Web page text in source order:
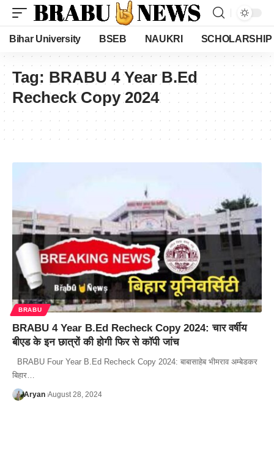
Bihar University BSEB NAUKRI SCHOLARSHIP
Tag: BRABU 4 Year B.Ed
Recheck Copy 2024
BRABU
BRABU 4 Year B.Ed Recheck Copy 2024: चार वर्षीय
बीएड के इन छात्रों की होगी फिर से कॉपी जांच
BRABU Four Year B.Ed Recheck Copy 2024: बाबासाहेब भीमराव अम्बेडकर
बिहार…
Aryan August 28, 2024